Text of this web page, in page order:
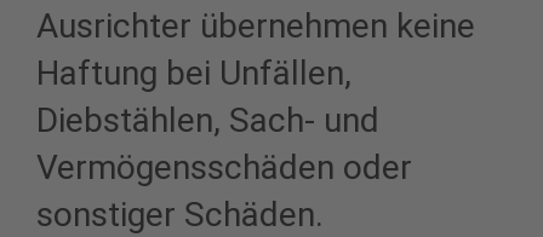
Ausrichter übernehmen keine
Haftung bei Unfällen,
Diebstählen, Sach- und
Vermögensschäden oder
sonstiger Schäden.